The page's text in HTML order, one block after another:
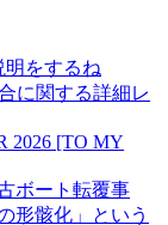
明をするね
に関する詳細レ
2026 [TO MY
ボート転覆事
形骸化」という